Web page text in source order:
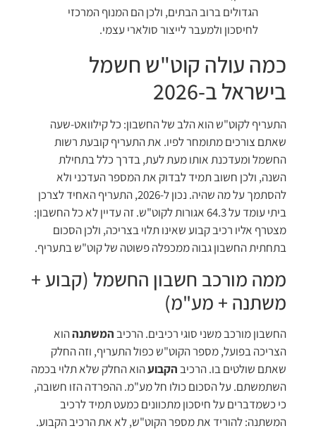
הגדולים ברוב הבתים, ולכן הם המנוף המרכזי
לחיסכון ולמעבר לייצור סולארי עצמי.
כמה עולה קוט"ש חשמל
בישראל ב-2026
התעריף לקוט"ש הוא הלב של החשבון: כל קילוואט-שעה
שאתם צורכים מתומחר לפיו. את התעריף קובעת רשות
החשמל ומעדכנת אותו מעת לעת, בדרך כלל בתחילת
השנה, ולכן חשוב תמיד לבדוק את המספר העדכני ולא
להסתמך על מה שהיה. נכון ל-2026, התעריף האחיד לצרכן
ביתי עומד על 64.3 אגורות לקוט"ש. זה עדיין לא כל החשבון:
מצטרף אליו רכיב קבוע שאינו תלוי בצריכה, ולכן הסכום
בתחתית החשבון גבוה ממכפלה פשוטה של קוט"ש בתעריף.
ממה מורכב חשבון החשמל (קבוע +
משתנה + מע"מ)
החשבון מורכב משני סוגי רכיבים. הרכיבהמשתנההוא
הצריכה בפועל, מספר הקוט"ש כפול התעריף, וזה החלק
שאתם שולטים בו. הרכיבהקבועהוא החלק שלא תלוי בכמה
השתמשתם. על הסכום כולו חל מע"מ. ההפרדה הזו חשובה,
כי כשמדברים על חיסכון מתכוונים כמעט תמיד לרכיב
המשתנה: להוריד את מספר הקוט"ש, לא את הרכיב הקבוע.